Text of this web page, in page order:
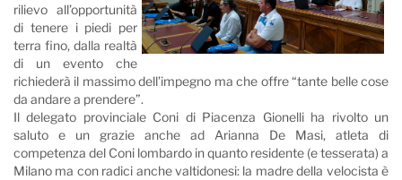
rilievo all’opportunità
di tenere i piedi per
terra fino, dalla realtà
di un evento che
richiederà il massimo dell’impegno ma che offre “tante belle cose
da andare a prendere”.
Il delegato provinciale Coni di Piacenza Gionelli ha rivolto un
saluto e un grazie anche ad Arianna De Masi, atleta di
competenza del Coni lombardo in quanto residente (e tesserata) a
Milano ma con radici anche valtidonesi: la madre della velocista è